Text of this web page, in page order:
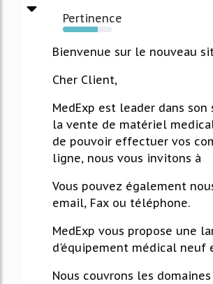
Pertinence
72%
Bienvenue sur le nouveau
Cher Client,
MedExp est leader dans
la vente de matériel
de pouvoir effectuer vos
ligne, nous vous invitons à
Vous pouvez également
email, Fax ou téléphone.
MedExp vous propose une
d'équipement médical neuf
Nous couvrons les